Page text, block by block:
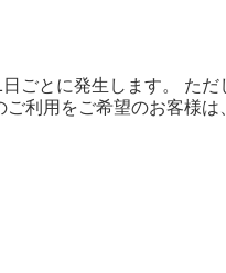
ごとに発生します。 た
利用をご希望のお客様